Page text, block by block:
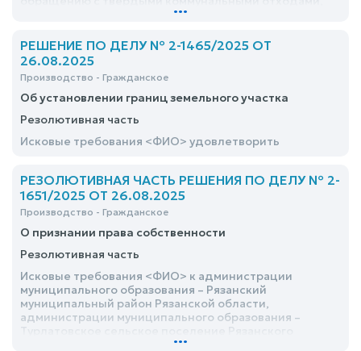
...
РЕШЕНИЕ ПО ДЕЛУ № 2-1465/2025 ОТ
26.08.2025
Производство - Гражданское
Об установлении границ земельного участка
Резолютивная часть
Исковые требования <ФИО> удовлетворить
РЕЗОЛЮТИВНАЯ ЧАСТЬ РЕШЕНИЯ ПО ДЕЛУ № 2-
1651/2025 ОТ 26.08.2025
Производство - Гражданское
О признании права собственности
Резолютивная часть
Исковые требования <ФИО> к администрации
муниципального образования – Рязанский
муниципальный район Рязанской области,
администрации муниципального образования –
муниципального района Рязанской области о
...